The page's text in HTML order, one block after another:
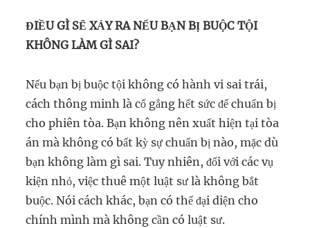
ĐIỀU GÌ SẼ XẢY RA NẾU BẠN BỊ BUỘC TỘI
KHÔNG LÀM GÌ SAI?
Nếu bạn bị buộc tội không có hành vi sai trái,
cách thông minh là cố gắng hết sức để chuẩn bị
cho phiên tòa. Bạn không nên xuất hiện tại tòa
án mà không có bất kỳ sự chuẩn bị nào, mặc dù
bạn không làm gì sai. Tuy nhiên, đối với các vụ
kiện nhỏ, việc thuê một luật sư là không bắt
buộc. Nói cách khác, bạn có thể đại diện cho
chính mình mà không cần có luật sư.